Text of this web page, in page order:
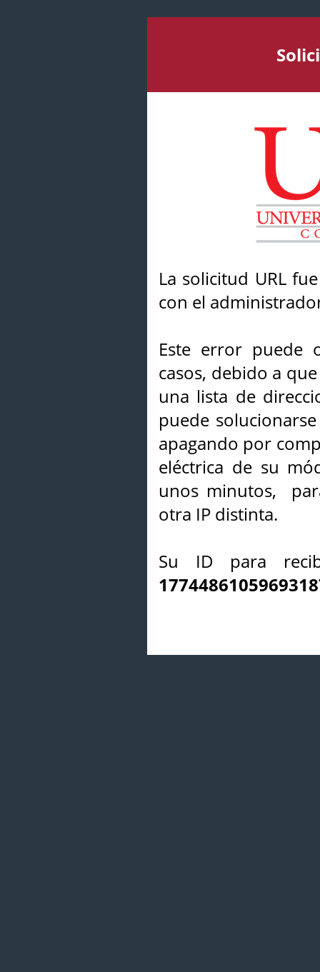
La solicitud URL
con el
Este error puede
casos, debido a
una lista de
puede
apagando por
eléctrica de su
unos minutos,
otra IP distinta.
Su ID para